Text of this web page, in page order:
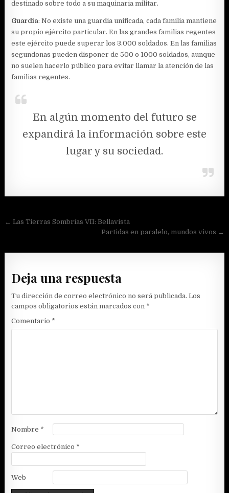
destinado sobre todo a su maquinaria militar.
Guardia: No existe una guardia unificada, cada familia mantiene
su propio ejército particular. En las grandes familias regentes
este ejército puede superar los 3.000 soldados. En las familias
segundonas pueden disponer de 500 o 1000 soldados, aunque
no suelen hacerlo público para evitar llamar la atención de las
familias regentes.
En algún momento del futuro se
expandirá la información sobre este
lugar y su sociedad.
Navegación
entradas
← Las Tierras Sombrías VII: Bellavista
Partidas en paralelo, mundos vivos →
Deja una respuesta
Tu dirección de correo electrónico no será publicada. Los
campos obligatorios están marcados con *
Comentario *
Nombre *
Correo electrónico *
Web